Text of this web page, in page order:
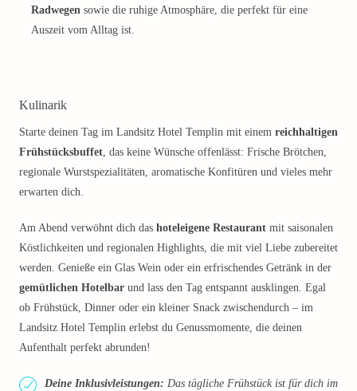
Radwegen sowie die ruhige Atmosphäre, die perfekt für eine
Auszeit vom Alltag ist.
Kulinarik
Starte deinen Tag im Landsitz Hotel Templin mit einem reichhaltigen
Frühstücksbuffet, das keine Wünsche offenlässt: Frische Brötchen,
regionale Wurstspezialitäten, aromatische Konfitüren und vieles mehr
erwarten dich.
Am Abend verwöhnt dich das hoteleigene Restaurant mit saisonalen
Köstlichkeiten und regionalen Highlights, die mit viel Liebe zubereitet
werden. Genieße ein Glas Wein oder ein erfrischendes Getränk in der
gemütlichen Hotelbar und lass den Tag entspannt ausklingen. Egal
ob Frühstück, Dinner oder ein kleiner Snack zwischendurch – im
Landsitz Hotel Templin erlebst du Genussmomente, die deinen
Aufenthalt perfekt abrunden!
Deine Inklusivleistungen: Das tägliche Frühstück ist für dich im